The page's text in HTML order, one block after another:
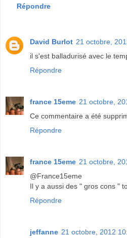
Répondre
David Burlot 21 octobre,
il s'est balladurisé avec le
Répondre
france 15eme 21 octobre,
Ce commentaire a été
Répondre
france 15eme 21 octobre,
@France15eme
Il y a aussi des " gros cons "
Répondre
jeffanne 21 octobre, 2012